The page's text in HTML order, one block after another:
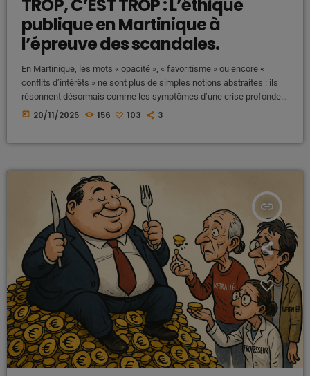
TROP, C’EST TROP : L’éthique
publique en Martinique à
l’épreuve des scandales.
En Martinique, les mots « opacité », « favoritisme » ou encore «
conflits d’intérêts » ne sont plus de simples notions abstraites : ils
résonnent désormais comme les symptômes d’une crise profonde
de confiance entre citoyens et institutions. Depuis plusieurs mois ,
today 20/11/2025 156 103 3
insert_link